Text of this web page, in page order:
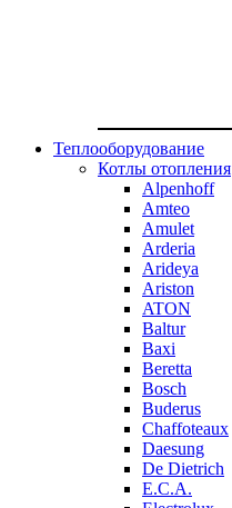
Теплооборудование
Котлы отопления
Alpenhoff
Amteo
Amulet
Arderia
Arideya
Ariston
ATON
Baltur
Baxi
Beretta
Bosch
Buderus
Chaffoteaux
Daesung
De Dietrich
E.C.A.